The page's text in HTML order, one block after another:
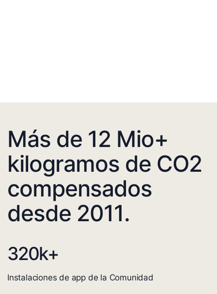
Más de 12 Mio+
kilogramos de CO2
compensados
desde 2011.
320k+
Instalaciones de app de la Comunidad